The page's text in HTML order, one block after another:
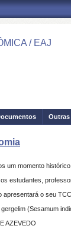
/ EAJ
Outras
um momento
estudantes,
o seu
(Sesamum
AZEVEDO